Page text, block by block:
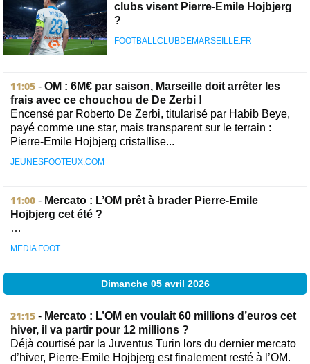
clubs visent Pierre-Emile Hojbjerg
?
FOOTBALLCLUBDEMARSEILLE.FR
11:05 - OM : 6M€ par saison, Marseille doit arrêter les
frais avec ce chouchou de De Zerbi !
Encensé par Roberto De Zerbi, titularisé par Habib Beye,
payé comme une star, mais transparent sur le terrain :
Pierre-Emile Hojbjerg cristallise...
JEUNESFOOTEUX.COM
11:00 - Mercato : L’OM prêt à brader Pierre-Emile
Hojbjerg cet été ?
…
MEDIA FOOT
Dimanche 05 avril 2026
21:15 - Mercato : L’OM en voulait 60 millions d’euros cet
hiver, il va partir pour 12 millions ?
Déjà courtisé par la Juventus Turin lors du dernier mercato
d’hiver, Pierre-Emile Hojbjerg est finalement resté à l’OM.